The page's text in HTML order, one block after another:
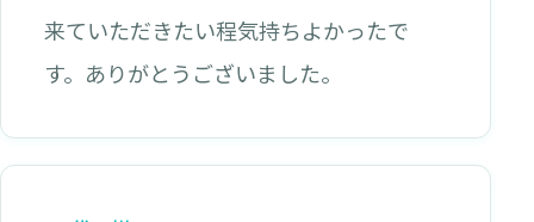
来ていただきたい程気持ちよかったで
す。ありがとうございました。